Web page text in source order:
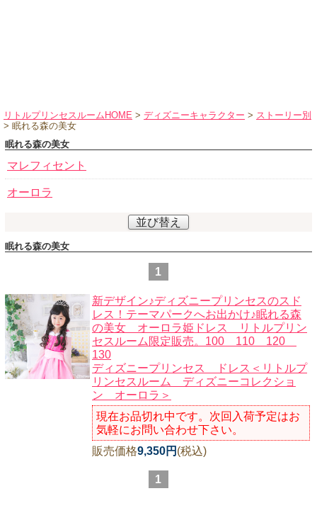
リトルプリンセスルームHOME > ディズニーキャラクター > ストーリー別
> 眠れる森の美女
眠れる森の美女
マレフィセント
オーロラ
並び替え
眠れる森の美女
1
新デザイン♪ディズニープリンセスのスド
レス！テーマパークへお出かけ♪眠れる森
の美女 オーロラ姫ドレス リトルプリン
セスルーム限定販売。100 110 120
130
ディズニープリンセス ドレス＜リトルプ
リンセスルーム ディズニーコレクショ
ン オーロラ＞
現在お品切れ中です。次回入荷予定はお
気軽にお問い合わせ下さい。
販売価格9,350円 (税込)
1
ブランド別に探す
返品・交換
サイズの測り方
よくあるご質問
レビューを見る
ブログ
ニュースレター購読
マイページログイン
お問い合わせ
当店は持続可能な開発目標「SDGs」を推進しています。